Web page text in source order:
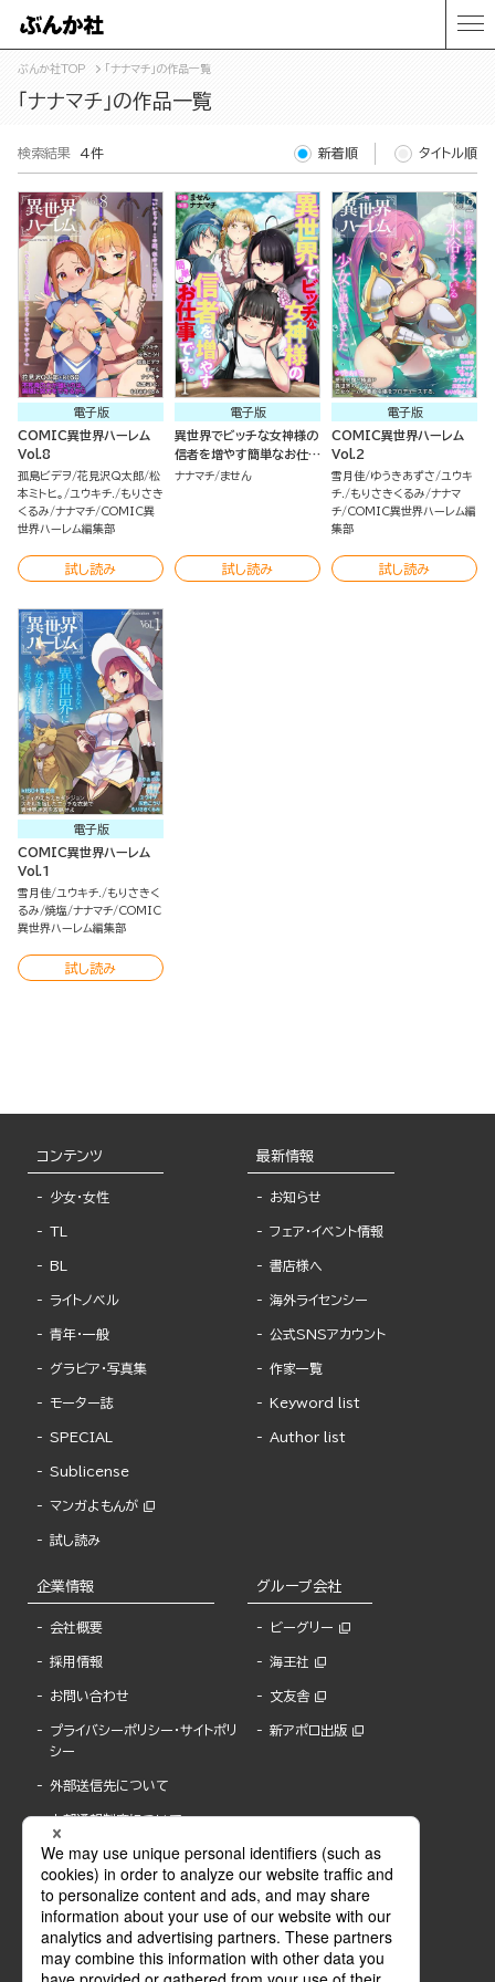
ぶんか社TOP 「ナナマチ」の作品一覧
「ナナマチ」の作品一覧
検索結果 4件 新着順 タイトル順
電子版
COMIC異世界ハーレム
Vol.8
孤島ビデヲ 花見沢Q太郎 松
本ミトヒ。
ユウキチ.
もりさき
くるみ ナナマチ COMIC異
世界ハーレム編集部
試し読み
電子版
異世界でビッチな女神様の
信者を増やす簡単なお仕事
です。（分冊版）
ナナマチ ません
試し読み
電子版
COMIC異世界ハーレム
Vol.2
雪月佳 ゆうきあずさ
ユウキ
チ.
もりさきくるみ ナナマ
チ COMIC異世界ハーレム編
集部
試し読み
電子版
COMIC異世界ハーレム
Vol.1
雪月佳 ユウキチ.
もりさきく
るみ 焼塩 ナナマチ COMIC
異世界ハーレム編集部
試し読み
コンテンツ
少女・女性
TL
BL
ライトノベル
青年・一般
グラビア・写真集
モーター誌
SPECIAL
Sublicense
マンガよもんが
試し読み
最新情報
お知らせ
フェア・イベント情報
書店様へ
海外ライセンシー
公式SNSアカウント
作家一覧
Keyword list
Author list
企業情報
会社概要
採用情報
お問い合わせ
プライバシーポリシー・サイトポリ
シー
外部送信先について
内部通報制度について
グループ会社
ビーグリー
海王社
文友舎
新アポロ出版